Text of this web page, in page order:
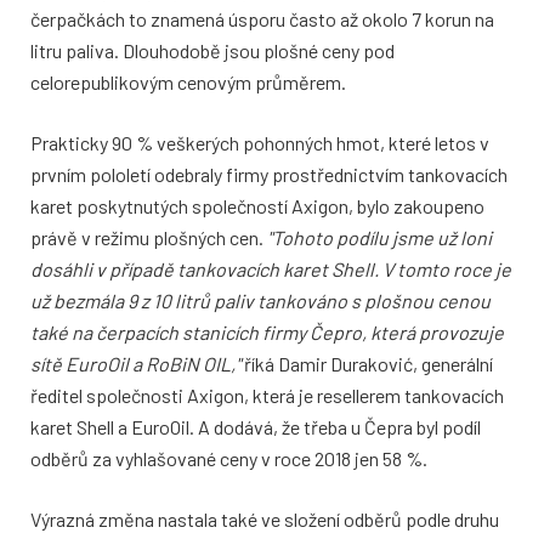
čerpačkách to znamená úsporu často až okolo 7 korun na
litru paliva. Dlouhodobě jsou plošné ceny pod
celorepublikovým cenovým průměrem.
Prakticky 90 % veškerých pohonných hmot, které letos v
prvním pololetí odebraly firmy prostřednictvím tankovacích
karet poskytnutých společností Axigon, bylo zakoupeno
právě v režimu plošných cen. "Tohoto podílu jsme už loni
dosáhli v případě tankovacích karet Shell. V tomto roce je
už bezmála 9 z 10 litrů paliv tankováno s plošnou cenou
také na čerpacích stanicích firmy Čepro, která provozuje
sítě EuroOil a RoBiN OIL,"říká Damir Duraković, generální
ředitel společnosti Axigon, která je resellerem tankovacích
karet Shell a EuroOil. A dodává, že třeba u Čepra byl podíl
odběrů za vyhlašované ceny v roce 2018 jen 58 %.
Výrazná změna nastala také ve složení odběrů podle druhu